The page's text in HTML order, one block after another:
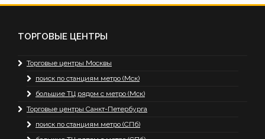
ТОРГОВЫЕ ЦЕНТРЫ
Торговые центры Москвы
поиск по станциям метро (Мск)
большие ТЦ рядом с метро (Мск)
Торговые центры Санкт-Петербурга
поиск по станциям метро (СПб)